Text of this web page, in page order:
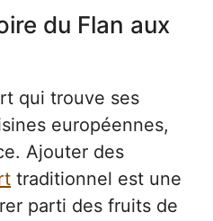
du Flan aux
qui trouve ses
européennes,
Ajouter des
traditionnel est une
parti des fruits de